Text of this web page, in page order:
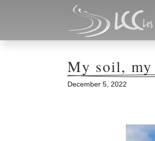
My soil, my
December 5, 2022